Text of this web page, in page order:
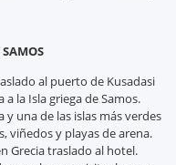
SAMOS
al puerto de Kusadasi
la Isla griega de Samos.
una de las islas más verdes
viñedos y playas de arena.
Grecia traslado al hotel.